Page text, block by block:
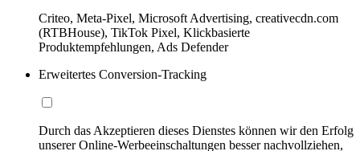
Criteo, Meta-Pixel, Microsoft Advertising, creativecdn.com
(RTBHouse), TikTok Pixel, Klickbasierte
Produktempfehlungen, Ads Defender
Erweitertes Conversion-Tracking
Durch das Akzeptieren dieses Dienstes können wir den Erfolg
unserer Online-Werbeeinschaltungen besser nachvollziehen,